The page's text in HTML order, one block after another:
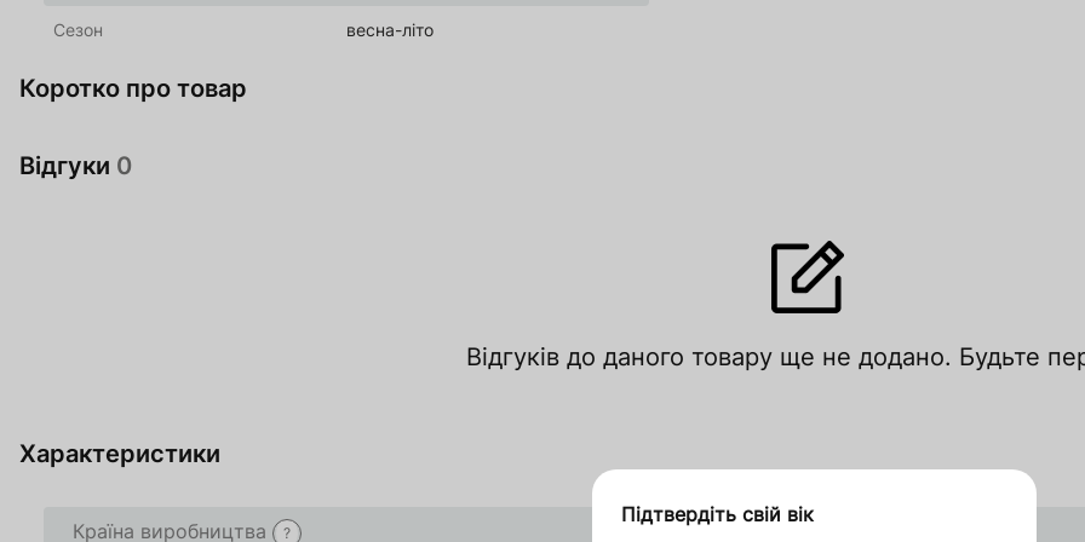
Сезон весна-літо
Коротко про товар
Відгуки 0
Відгуків до даного товару ще не додано. Будьте
Залишити відгук
Характеристики
Країна виробництва ? Дякуємо за замовлення
Підтвердіть свій вік